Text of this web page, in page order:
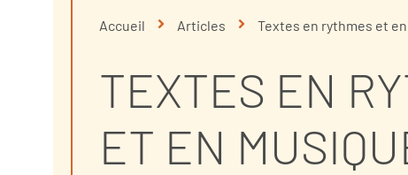
Accueil Articles Textes en rythmes et
TEXTES EN
ET EN